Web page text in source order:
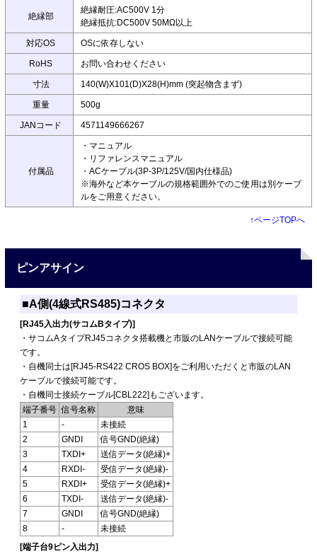
絶縁部
絶縁耐圧:AC500V 1分
絶縁抵抗:DC500V 50MΩ以上
対応OS OSに依存しない
RoHS お問い合わせください
寸法 140(W)X101(D)X28(H)mm (突起物含まず)
重量 500g
JANコード 4571149666267
付属品
・マニュアル
・リファレンスマニュアル
・ACケーブル(3P-3P/125V/国内仕様品)
※海外など本ケーブルの規格範囲外でのご使用は別ケーブ
ルをご用意ください。
↑ページTOPへ
ピンアサイン
■A側(4線式RS485)コネクタ
[RJ45入出力(サコムBタイプ)]
・サコムAタイプRJ45コネクタ搭載機と市販のLANケーブルで接続可能
です。
・自機同士は[RJ45-RS422 CROS BOX]をご利用いただくと市販のLAN
ケーブルで接続可能です。
・自機同士接続ケーブル[CBL222]もございます。
端子番号 信号名称
意味
1
-
未接続
2
GNDI
信号GND(絶縁)
3
TXDI+
送信データ(絶縁)+
4
RXDI-
受信データ(絶縁)-
5
RXDI+
受信データ(絶縁)+
6
TXDI-
送信データ(絶縁)-
7
GNDI
信号GND(絶縁)
8
-
未接続
[端子台9ピン入出力]